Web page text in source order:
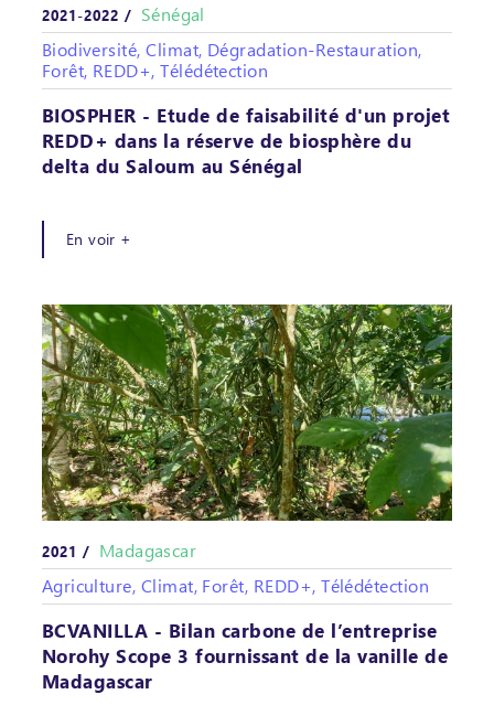
2021-2022 / Sénégal
Biodiversité, Climat, Dégradation-Restauration,
Forêt, REDD+, Télédétection
BIOSPHER - Etude de faisabilité d'un projet
REDD+ dans la réserve de biosphère du
delta du Saloum au Sénégal
En voir +
2021 / Madagascar
Agriculture, Climat, Forêt, REDD+, Télédétection
BCVANILLA - Bilan carbone de l’entreprise
Norohy Scope 3 fournissant de la vanille de
Madagascar